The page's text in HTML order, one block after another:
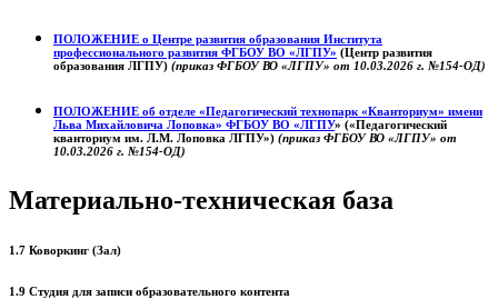
ПОЛОЖЕНИЕ о Центре развития образования Института
профессионального развития ФГБОУ ВО «ЛГПУ» (Центр развития
образования ЛГПУ) (приказ ФГБОУ ВО «ЛГПУ» от 10.03.2026 г. №154-ОД)
ПОЛОЖЕНИЕ об отделе «Педагогический технопарк «Кванториум» имени
Льва Михайловича Лоповка» ФГБОУ ВО «ЛГПУ» («Педагогический
кванториум им. Л.М. Лоповка ЛГПУ») (приказ ФГБОУ ВО «ЛГПУ» от
10.03.2026 г. №154-ОД)
Материально-техническая база
1.7 Коворкинг (Зал)
1.9 Студия для записи образовательного контента